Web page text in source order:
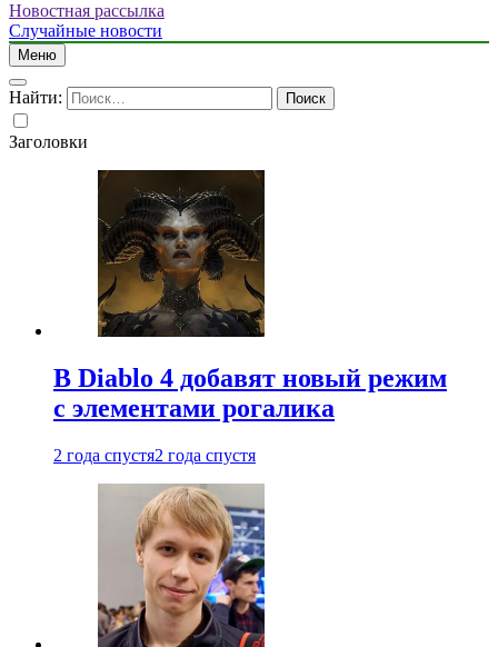
Новостная рассылка
Случайные новости
Меню
Найти:
Заголовки
В Diablo 4 добавят новый режим
с элементами рогалика
2 года спустя2 года спустя